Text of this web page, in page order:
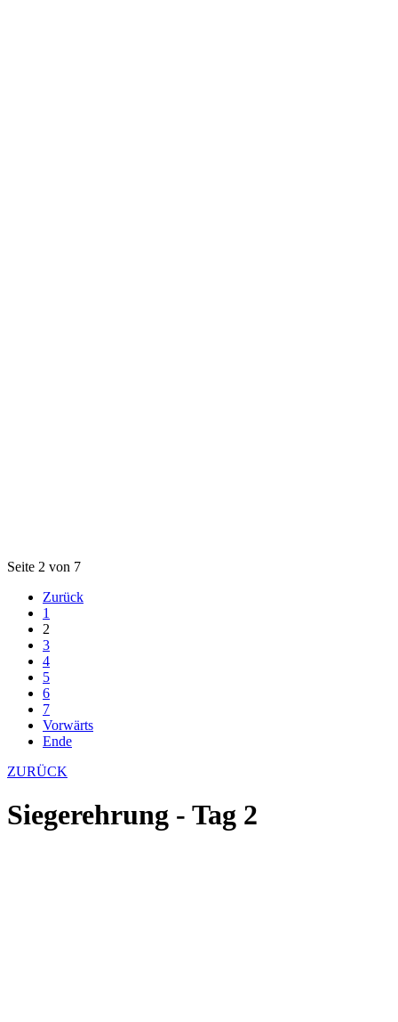
Seite 2 von 7
Zurück
1
2
3
4
5
6
7
Vorwärts
Ende
ZURÜCK
Siegerehrung - Tag 2